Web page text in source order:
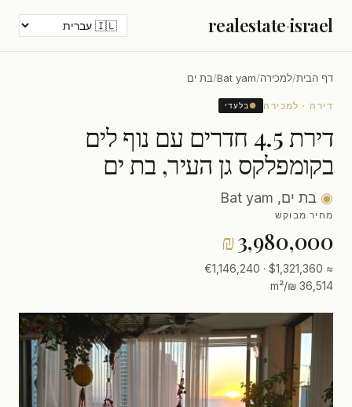
realestate·israel
דף הבית/למכירה/
Bat yam
/בת ים
דירה · למכירה ● בלעדי
דירת 4.5 חדרים עם נוף לים
בקומפלקס גן העיר, בת ים
◉ בת ים, Bat yam
מחיר מבוקש
₪3,980,000
≈ $1,321,360 · €1,146,240
36,514 ₪/m²